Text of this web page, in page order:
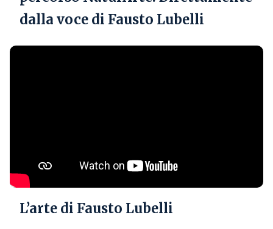
dalla voce di Fausto Lubelli
L’arte di Fausto Lubelli